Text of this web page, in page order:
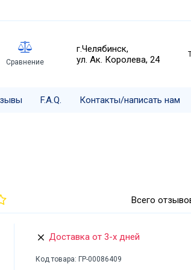
Сравнение
г.Челябинск,
ул. Ак. Королева, 24
F.A.Q. Контакты/написать нам
Всего
Доставка от 3-х дней
Код товара: ГР-00086409